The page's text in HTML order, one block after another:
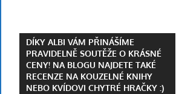
DÍKY ALBI VÁM PŘINÁŠÍME
PRAVIDELNĚ SOUTĚŽE O KRÁSNÉ
CENY! NA BLOGU NAJDETE TAKÉ
RECENZE NA KOUZELNÉ KNIHY
NEBO KVÍDOVI CHYTRÉ HRAČKY :)